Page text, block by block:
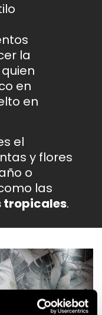
la
en
en
el
y flores
o
las
tropicales.